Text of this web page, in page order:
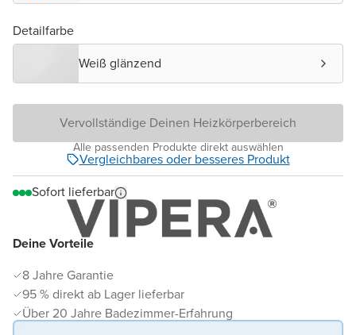
Deine Vorteile
8 Jahre Garantie
95 % direkt ab Lager lieferbar
Über 20 Jahre Badezimmer-Erfahrung
Detailfarbe
Weiß glänzend
Vervollständige Deinen Heizkörperbereich
Alle passenden Produkte direkt auswählen
Vergleichbares oder besseres Produkt
Sofort lieferbar